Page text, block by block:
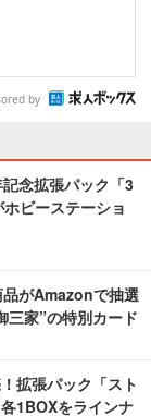
by
念拡張パック「3
ビーステーショ
がAmazonで抽選
三家”の特別カード
拡張パック「スト
1BOXをラインナ